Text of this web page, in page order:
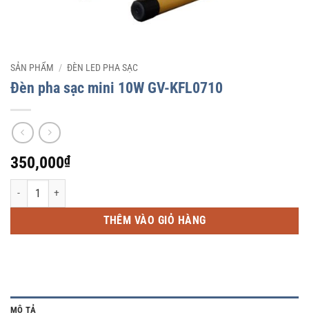
SẢN PHẨM / ĐÈN LED PHA SẠC
Đèn pha sạc mini 10W GV-KFL0710
350,000₫
Đèn pha sạc mini 10W GV-KFL0710 số lượng
THÊM VÀO GIỎ HÀNG
MÔ TẢ